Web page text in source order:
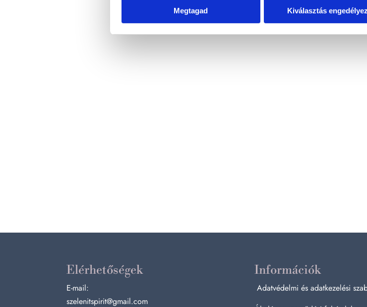
Megtagad Kiválasztás
Elérhetőségek
E-mail:
szelenitspirit@gmail.com
Információk
Adatvédelmi és adatkezelési